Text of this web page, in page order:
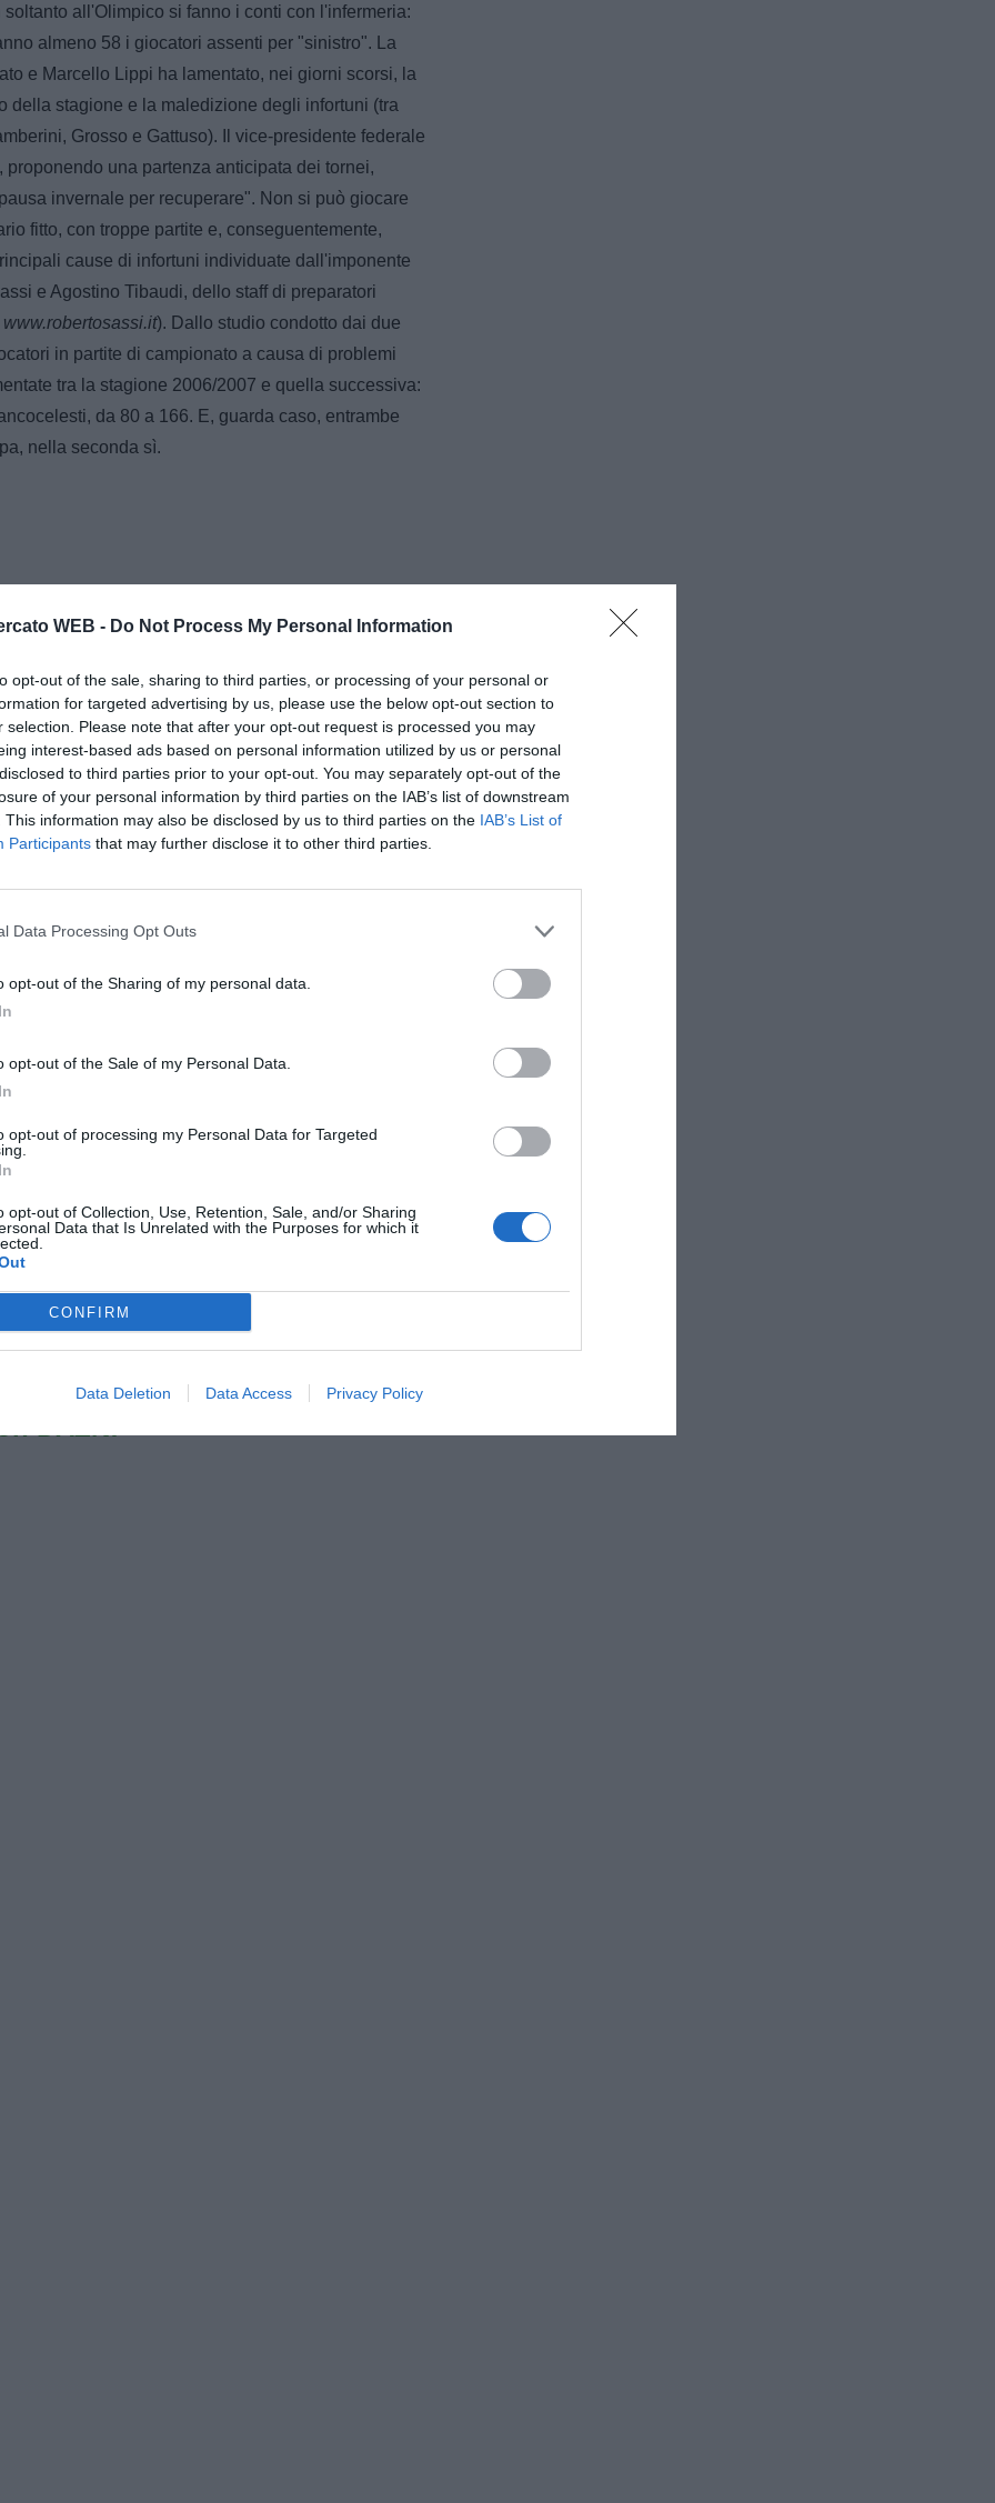
WEB - Do Not Process My Personal Information
opt-out of the sale, sharing to third parties, or processing of your personal or
for targeted advertising by us, please use the below opt-out section to
selection. Please note that after your opt-out request is processed you may
interest-based ads based on personal information utilized by us or personal
to third parties prior to your opt-out. You may separately opt-out of the
of your personal information by third parties on the IAB’s list of downstream
This information may also be disclosed by us to third parties on the IAB’s List of
Participants that may further disclose it to other third parties.
Data Processing Opt Outs
opt-out of the Sharing of my personal data.
opt-out of the Sale of my Personal Data.
opt-out of processing my Personal Data for Targeted
opt-out of Collection, Use, Retention, Sale, and/or Sharing
Data that Is Unrelated with the Purposes for which it
CONFIRM
Data Deletion Data Access Privacy Policy
all'Olimpico si fanno i conti con l'infermeria:
almeno 58 i giocatori assenti per "sinistro". La
e Marcello Lippi ha lamentato, nei giorni scorsi, la
della stagione e la maledizione degli infortuni (tra
Grosso e Gattuso). Il vice-presidente federale
una partenza anticipata dei tornei,
invernale per recuperare". Non si può giocare
fitto, con troppe partite e, conseguentemente,
cause di infortuni individuate dall'imponente
e Agostino Tibaudi, dello staff di preparatori
www.robertosassi.it). Dallo studio condotto dai due
in partite di campionato a causa di problemi
tra la stagione 2006/2007 e quella successiva:
da 80 a 166. E, guarda caso, entrambe
nella seconda sì.
dell'impegno estivo di Euro 2008. Sampdoria a
campionato. Lazio quarta col Torino, preceduta da
(188). Sassi e Tibaudi sottolineano che l'aumento
fa è stato del 29% e che ben 13 squadre hanno
Difficoltà di controllo dei tempi di
e stress causati da trasferte e impegni di
hanno avuto frequenti impegni di elevata
lotta su tre fronti, serie A, Coppa Italia e
iniziato prestissimo con l'Intertoto). Nuovo
impegnati in un'italianissima corsa ad arrangiarsi.
a Stankevicius, ma dovrebbe affidarsi a Bottinelli,
non ha ancora perso le speranze di
di ieri ha evidenziato un "modico edema
muscolari", per ora fa soltanto fisioterapia), ma è
e Meghni è appena rientrato in gruppo,
più abituato a fare il trequartista. Con Pandev e
offesa e poca difesa. Nella gara dei "sinistri", a
della tua squadra. Attiva
DAZN!